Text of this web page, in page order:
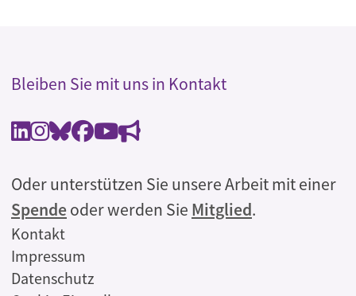
Bleiben Sie mit uns in Kontakt
Oder unterstützen Sie unsere Arbeit mit einer
Spendeoder werden Sie Mitglied.
Rechtliches
Kontakt
Impressum
Datenschutz